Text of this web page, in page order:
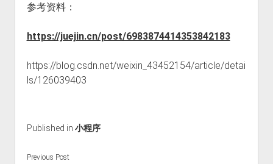
参考资料：
https://juejin.cn/post/6983874414353842183
https://blog.csdn.net/weixin_43452154/article/detai
ls/126039403
Published in 小程序
Previous Post